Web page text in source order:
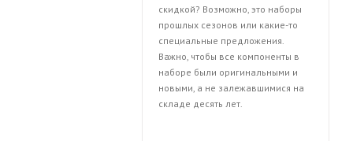
скидкой? Возможно, это наборы
прошлых сезонов или какие-то
специальные предложения.
Важно, чтобы все компоненты в
наборе были оригинальными и
новыми, а не залежавшимися на
складе десять лет.